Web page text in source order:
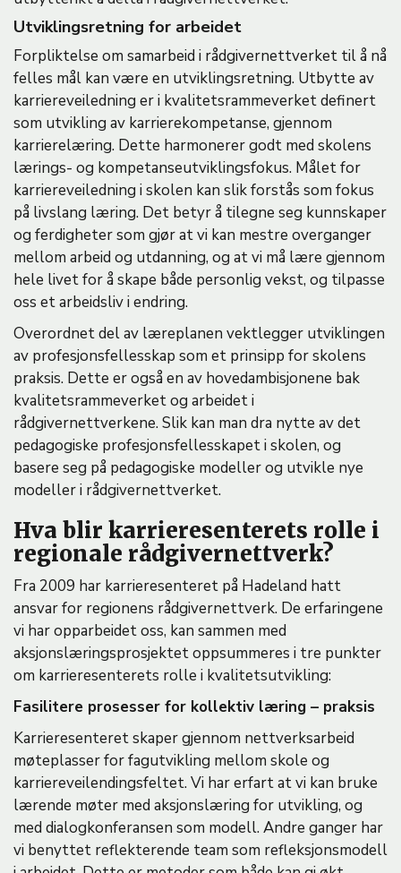
Utviklingsretning for arbeidet
Forpliktelse om samarbeid i rådgivernettverket til å nå
felles mål kan være en utviklingsretning. Utbytte av
karriereveiledning er i kvalitetsrammeverket definert
som utvikling av karrierekompetanse, gjennom
karrierelæring. Dette harmonerer godt med skolens
lærings- og kompetanseutviklingsfokus. Målet for
karriereveiledning i skolen kan slik forstås som fokus
på livslang læring. Det betyr å tilegne seg kunnskaper
og ferdigheter som gjør at vi kan mestre overganger
mellom arbeid og utdanning, og at vi må lære gjennom
hele livet for å skape både personlig vekst, og tilpasse
oss et arbeidsliv i endring.
Overordnet del av læreplanen vektlegger utviklingen
av profesjonsfellesskap som et prinsipp for skolens
praksis. Dette er også en av hovedambisjonene bak
kvalitetsrammeverket og arbeidet i
rådgivernettverkene. Slik kan man dra nytte av det
pedagogiske profesjonsfellesskapet i skolen, og
basere seg på pedagogiske modeller og utvikle nye
modeller i rådgivernettverket.
Hva blir karrieresenterets rolle i
regionale rådgivernettverk?
Fra 2009 har karrieresenteret på Hadeland hatt
ansvar for regionens rådgivernettverk. De erfaringene
vi har opparbeidet oss, kan sammen med
aksjonslæringsprosjektet oppsummeres i tre punkter
om karrieresenterets rolle i kvalitetsutvikling:
Fasilitere prosesser for kollektiv læring – praksis
Karrieresenteret skaper gjennom nettverksarbeid
møteplasser for fagutvikling mellom skole og
karriereveilendingsfeltet. Vi har erfart at vi kan bruke
lærende møter med aksjonslæring for utvikling, og
med dialogkonferansen som modell. Andre ganger har
vi benyttet reflekterende team som refleksjonsmodell